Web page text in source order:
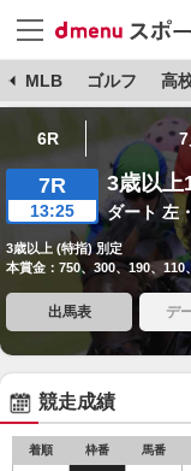
MLB ゴルフ 高
6R
7R
13:25
3歳以上
ダート 左
3歳以上 (特指) 別定
本賞金：750、300、190、110
出馬表 デ
競走成績
着順 枠番 馬番